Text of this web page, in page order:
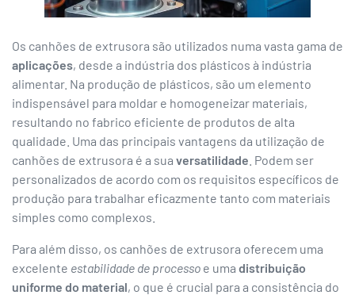
Os canhões de extrusora são utilizados numa vasta gama de
aplicações, desde a indústria dos plásticos à indústria
alimentar. Na produção de plásticos, são um elemento
indispensável para moldar e homogeneizar materiais,
resultando no fabrico eficiente de produtos de alta
qualidade. Uma das principais vantagens da utilização de
canhões de extrusora é a sua versatilidade . Podem ser
personalizados de acordo com os requisitos específicos de
produção para trabalhar eficazmente tanto com materiais
simples como complexos.
Para além disso, os canhões de extrusora oferecem uma
excelente estabilidade de processo e uma distribuição
uniforme do material, o que é crucial para a consistência do